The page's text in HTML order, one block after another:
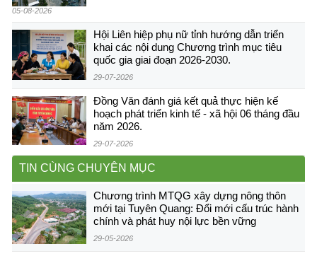
05-08-2026
Hội Liên hiệp phụ nữ tỉnh hướng dẫn triển
khai các nội dung Chương trình mục tiêu
quốc gia giai đoạn 2026-2030.
29-07-2026
Đồng Văn đánh giá kết quả thực hiện kế
hoạch phát triển kinh tế - xã hội 06 tháng đầu
năm 2026.
29-07-2026
TIN CÙNG CHUYÊN MỤC
Chương trình MTQG xây dựng nông thôn
mới tại Tuyên Quang: Đổi mới cấu trúc hành
chính và phát huy nội lực bền vững
29-05-2026